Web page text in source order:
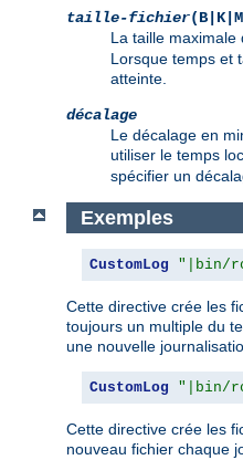
taille-fichier
La taille
Lorsque temps et
atteinte.
décalage
Le décalage en
utiliser le temps
spécifier un
Exemples
CustomLog "|bin/
Cette directive crée les
toujours un multiple du
une nouvelle
CustomLog "|bin/
Cette directive crée les
nouveau fichier chaque